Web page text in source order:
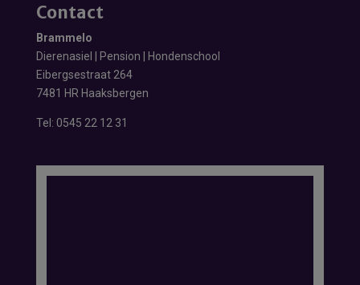
Contact
Brammelo
Dierenasiel | Pension | Hondenschool
Eibergsestraat 264
7481 HR Haaksbergen
Tel: 0545 22 12 31